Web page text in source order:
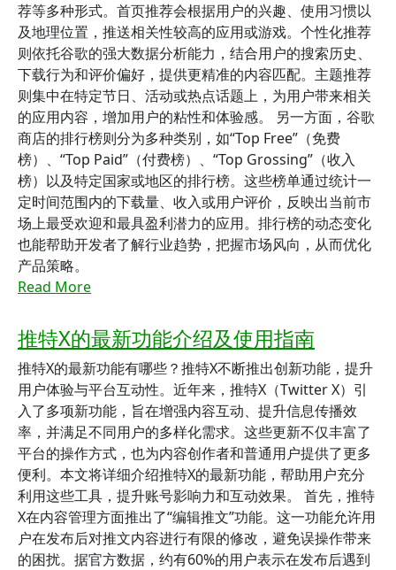
荐等多种形式。首页推荐会根据用户的兴趣、使用习惯以
及地理位置，推送相关性较高的应用或游戏。个性化推荐
则依托谷歌的强大数据分析能力，结合用户的搜索历史、
下载行为和评价偏好，提供更精准的内容匹配。主题推荐
则集中在特定节日、活动或热点话题上，为用户带来相关
的应用内容，增加用户的粘性和体验感。 另一方面，谷歌
商店的排行榜则分为多种类别，如“Top Free”（免费
榜）、“Top Paid”（付费榜）、“Top Grossing”（收入
榜）以及特定国家或地区的排行榜。这些榜单通过统计一
定时间范围内的下载量、收入或用户评价，反映出当前市
场上最受欢迎和最具盈利潜力的应用。排行榜的动态变化
也能帮助开发者了解行业趋势，把握市场风向，从而优化
产品策略。
Read More
推特X的最新功能介绍及使用指南
推特X的最新功能有哪些？推特X不断推出创新功能，提升
用户体验与平台互动性。近年来，推特X（Twitter X）引
入了多项新功能，旨在增强内容互动、提升信息传播效
率，并满足不同用户的多样化需求。这些更新不仅丰富了
平台的操作方式，也为内容创作者和普通用户提供了更多
便利。本文将详细介绍推特X的最新功能，帮助用户充分
利用这些工具，提升账号影响力和互动效果。 首先，推特
X在内容管理方面推出了“编辑推文”功能。这一功能允许用
户在发布后对推文内容进行有限的修改，避免误操作带来
的困扰。据官方数据，约有60%的用户表示在发布后遇到